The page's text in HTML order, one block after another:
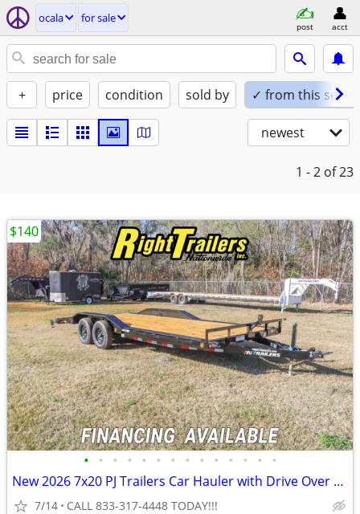
ocala for sale
post acct
+ price condition sold by ✓ from this seller
newest
1 - 2 of 23
• • • • • • • • • • • • • •
New 2026 7x20 PJ Trailers Car Hauler with Drive Over Fenders
7/14 CALL 833-317-4448 TODAY!!!
$140